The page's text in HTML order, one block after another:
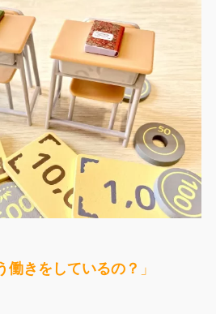
働きをしているの？ 」